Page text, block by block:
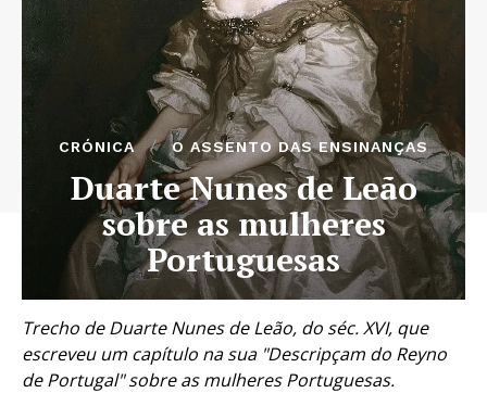
CRÓNICA O ASSENTO DAS ENSINANÇAS
Duarte Nunes de Leão
sobre as mulheres
Portuguesas
Trecho de Duarte Nunes de Leão, do séc. XVI, que
escreveu um capítulo na sua "Descripçam do Reyno
de Portugal" sobre as mulheres Portuguesas.